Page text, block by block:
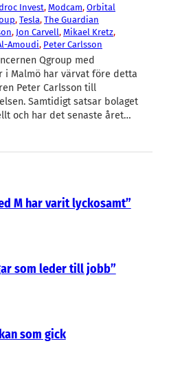
M har varit lyckosamt”
som leder till jobb”
som gick
Invest, Modcam, Orbital
, Tesla, The Guardian
, Jon Carvell, Mikael Kretz
Amoudi, Peter Carlsson
Qgroup med
i Malmö har värvat före detta
Peter Carlsson till
Samtidigt satsar bolaget
och har det senaste året…